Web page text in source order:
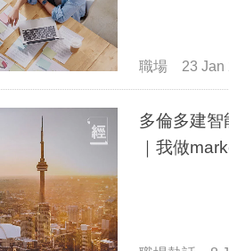
職場 23 Jan
多倫多建智
｜我做